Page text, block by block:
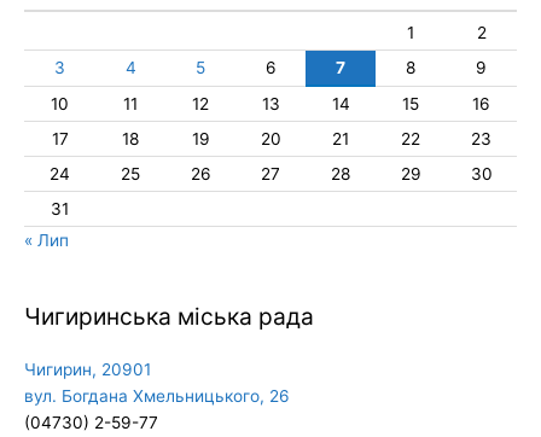
1
2
3
4 5 6 7 8
9
10
11 12 13 14 15
16
17
18 19 20 21 22
23
24
25 26 27 28 29
30
31
« Лип
Чигиринська міська рада
Чигирин, 20901
вул. Богдана Хмельницького, 26
(04730) 2-59-77